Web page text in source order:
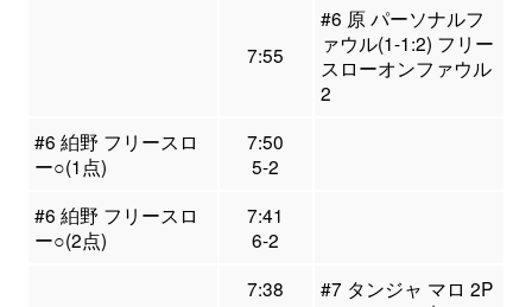
7:55
#6 原 パーソナルフ
ァウル(1-1:2) フリー
スローオンファウル
2
#6 絈野 フリースロ
ー○(1点)
7:50
5-2
#6 絈野 フリースロ
ー○(2点)
7:41
6-2
7:38
#7 タンジャ マロ 2P